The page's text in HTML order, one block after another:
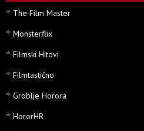
The Film Master
Monsterflix
Filmski Hitovi
Filmtastično
Groblje Horora
HororHR